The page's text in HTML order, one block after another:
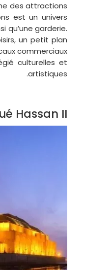
des attractions
est un univers
qu’une garderie.
un petit plan
commerciaux
culturelles et
artistiques.
Hassan II